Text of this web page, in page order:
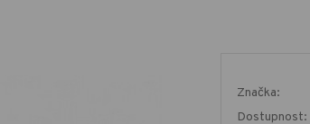
Značka:
Dostupnost: